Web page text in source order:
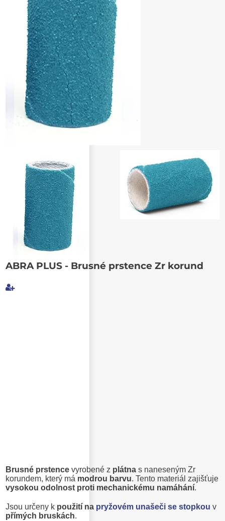
ABRA PLUS - Brusné prstence Zr korund
Poslat známému
Brusné prstence vyrobené z plátna s naneseným Zr
korundem, který má modrou barvu. Tento materiál zajišťuje
vysokou odolnost proti mechanickému namáhání.
Jsou určeny k použití na pryžovém unašeči se stopkou v
přímých bruskách.